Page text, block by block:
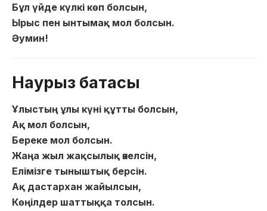
Бұл үйде күлкі көп болсын,
Ырыс пен ынтымақ мол болсын.
Әумин!
Наурыз батасы
Ұлыстың ұлы күні құтты болсын,
Ақ мол болсын,
Береке мол болсын.
Жаңа жыл жақсылық әкелсін,
Елімізге тыныштық берсін.
Ақ дастархан жайылсын,
Көңілдер шаттыққа толсын.